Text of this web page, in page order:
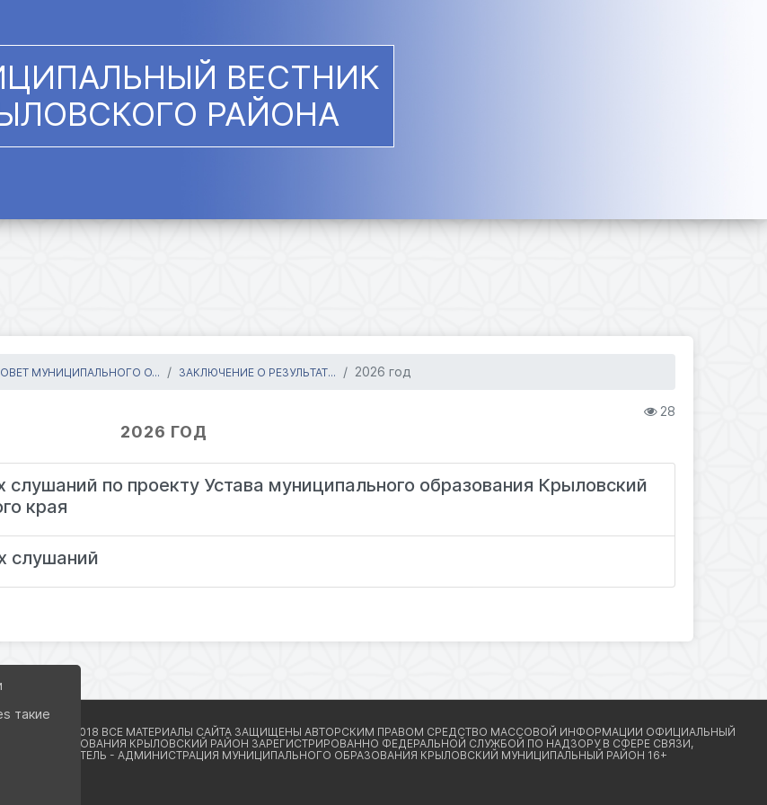
ВЕСТНИК
РАЙОНА
МУНИЦИПАЛЬНОГО О... ЗАКЛЮЧЕНИЕ О РЕЗУЛЬТАТ... 2026 год
28
2026 ГОД
по проекту Устава муниципального образования Крыловский
края
слушаний
такие